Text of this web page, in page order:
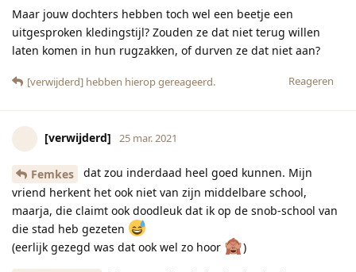
Maar jouw dochters hebben toch wel een beetje een
uitgesproken kledingstijl? Zouden ze dat niet terug willen
laten komen in hun rugzakken, of durven ze dat niet aan?
Reageren
[verwijderd] hebben hierop gereageerd.
[verwijderd] 25 mar. 2021
Femkes
dat zou inderdaad heel goed kunnen. Mijn
vriend herkent het ook niet van zijn middelbare school,
maarja, die claimt ook doodleuk dat ik op de snob-school van
die stad heb gezeten
(eerlijk gezegd was dat ook wel zo hoor
)